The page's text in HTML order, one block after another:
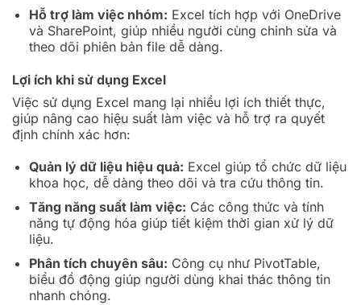
Hỗ trợ làm việc nhóm: Excel tích hợp với OneDrive
và SharePoint, giúp nhiều người cùng chỉnh sửa và
theo dõi phiên bản file dễ dàng.
Lợi ích khi sử dụng Excel
Việc sử dụng Excel mang lại nhiều lợi ích thiết thực,
giúp nâng cao hiệu suất làm việc và hỗ trợ ra quyết
định chính xác hơn:
Quản lý dữ liệu hiệu quả: Excel giúp tổ chức dữ liệu
khoa học, dễ dàng theo dõi và tra cứu thông tin.
Tăng năng suất làm việc: Các công thức và tính
năng tự động hóa giúp tiết kiệm thời gian xử lý dữ
liệu.
Phân tích chuyên sâu: Công cụ như PivotTable,
biểu đồ động giúp người dùng khai thác thông tin
nhanh chóng.